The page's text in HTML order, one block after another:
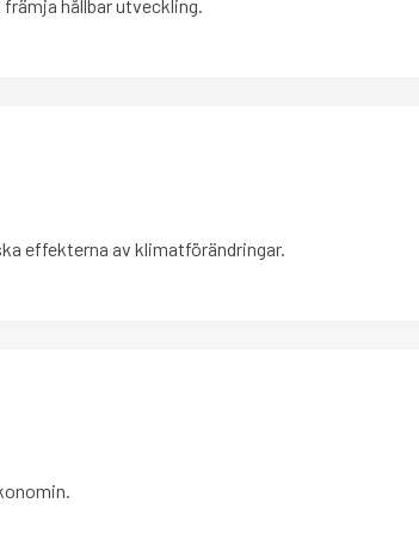
hållbar utveckling.
effekterna av klimatförändringar.